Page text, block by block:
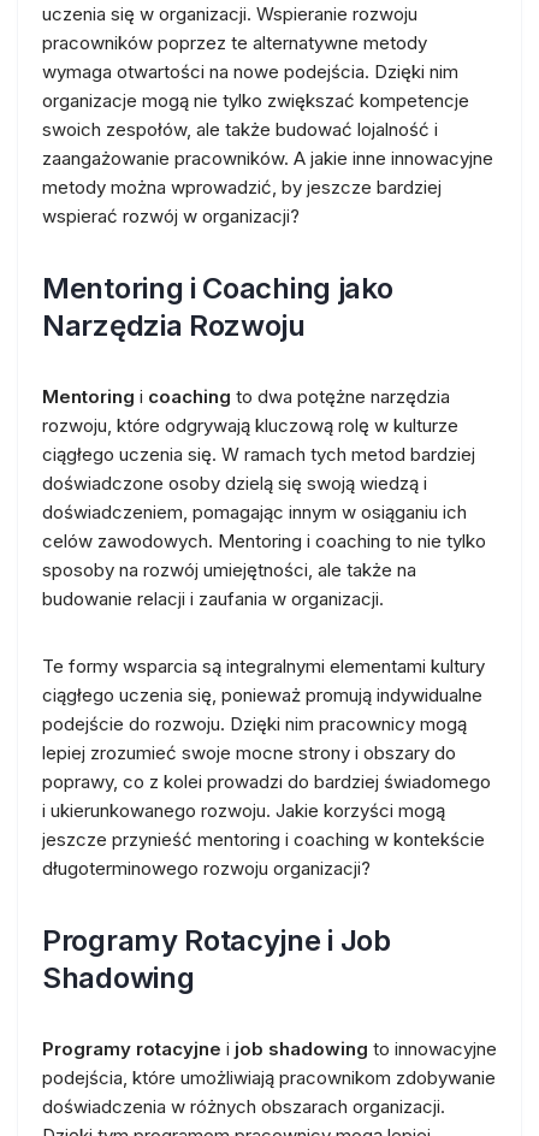
uczenia się w organizacji. Wspieranie rozwoju
pracowników poprzez te alternatywne metody
wymaga otwartości na nowe podejścia. Dzięki nim
organizacje mogą nie tylko zwiększać kompetencje
swoich zespołów, ale także budować lojalność i
zaangażowanie pracowników. A jakie inne innowacyjne
metody można wprowadzić, by jeszcze bardziej
wspierać rozwój w organizacji?
Mentoring i Coaching jako
Narzędzia Rozwoju
Mentoring i coaching to dwa potężne narzędzia
rozwoju, które odgrywają kluczową rolę w kulturze
ciągłego uczenia się. W ramach tych metod bardziej
doświadczone osoby dzielą się swoją wiedzą i
doświadczeniem, pomagając innym w osiąganiu ich
celów zawodowych. Mentoring i coaching to nie tylko
sposoby na rozwój umiejętności, ale także na
budowanie relacji i zaufania w organizacji.
Te formy wsparcia są integralnymi elementami kultury
ciągłego uczenia się, ponieważ promują indywidualne
podejście do rozwoju. Dzięki nim pracownicy mogą
lepiej zrozumieć swoje mocne strony i obszary do
poprawy, co z kolei prowadzi do bardziej świadomego
i ukierunkowanego rozwoju. Jakie korzyści mogą
jeszcze przynieść mentoring i coaching w kontekście
długoterminowego rozwoju organizacji?
Programy Rotacyjne i Job
Shadowing
Programy rotacyjne i job shadowing to innowacyjne
podejścia, które umożliwiają pracownikom zdobywanie
doświadczenia w różnych obszarach organizacji.